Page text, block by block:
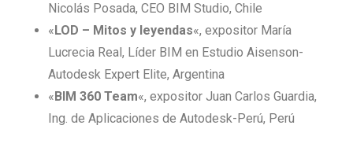
Nicolás Posada, CEO BIM Studio, Chile
«LOD – Mitos y leyendas«, expositor María
Lucrecia Real, Líder BIM en Estudio Aisenson-
Autodesk Expert Elite, Argentina
«BIM 360 Team«, expositor Juan Carlos Guardia,
Ing. de Aplicaciones de Autodesk-Perú, Perú